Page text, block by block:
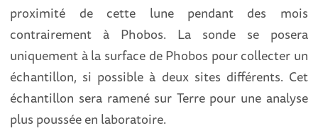
proximité de cette lune pendant des mois
contrairement à Phobos. La sonde se posera
uniquement à la surface de Phobos pour collecter un
échantillon, si possible à deux sites différents. Cet
échantillon sera ramené sur Terre pour une analyse
plus poussée en laboratoire.